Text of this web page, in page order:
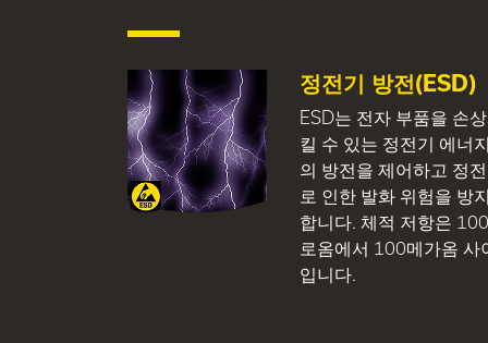
정전기 방전(ESD)
ESD는 전자 부품을 손
킬 수 있는 정전기 에너지
의 방전을 제어하고 정
로 인한 발화 위험을 방지
합니다. 체적 저항은
로옴에서 100메가옴 사
입니다.